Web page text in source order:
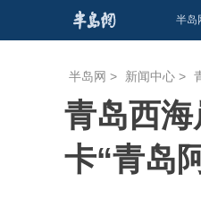
半岛
半岛网 > 新闻中心 >
青岛西
卡“青岛